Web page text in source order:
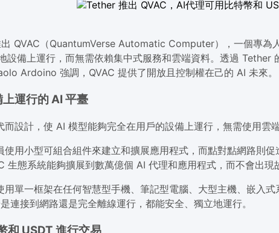
QVAC（QuantumVerse Automatic Computer），一個專為
設備上運行，而無需依賴集中式服務和雲端資料。透過
Ardoino 強調，QVAC 提供了開放且控制權在己的 AI 未來。
運行的 AI 平臺
而設計，使 AI 模型能夠完全在用戶的設備上運行，無需使用雲
用小型可組合組件來建立和擴展應用程式，而點對點網路則
生態系統能夠擴展到數萬億個 AI 代理和應用程式，而不會出現
用單一框架在任何智慧型手機、筆記型電腦、大型主機、嵌入
連接到網路還是完全離線運行，都能安全、獨立地運行。